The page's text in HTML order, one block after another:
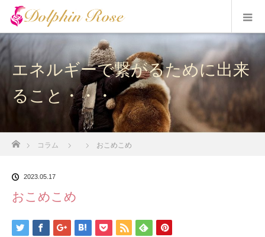
エネルギーで繋がるために出来
ること・・・
コラム おこめこめ
2023.05.17
おこめこめ